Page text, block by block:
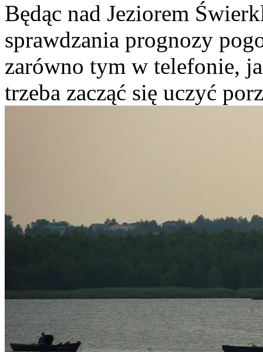
Będąc nad Jeziorem
sprawdzania prognozy
zarówno tym w telefonie,
trzeba zacząć się uczyć